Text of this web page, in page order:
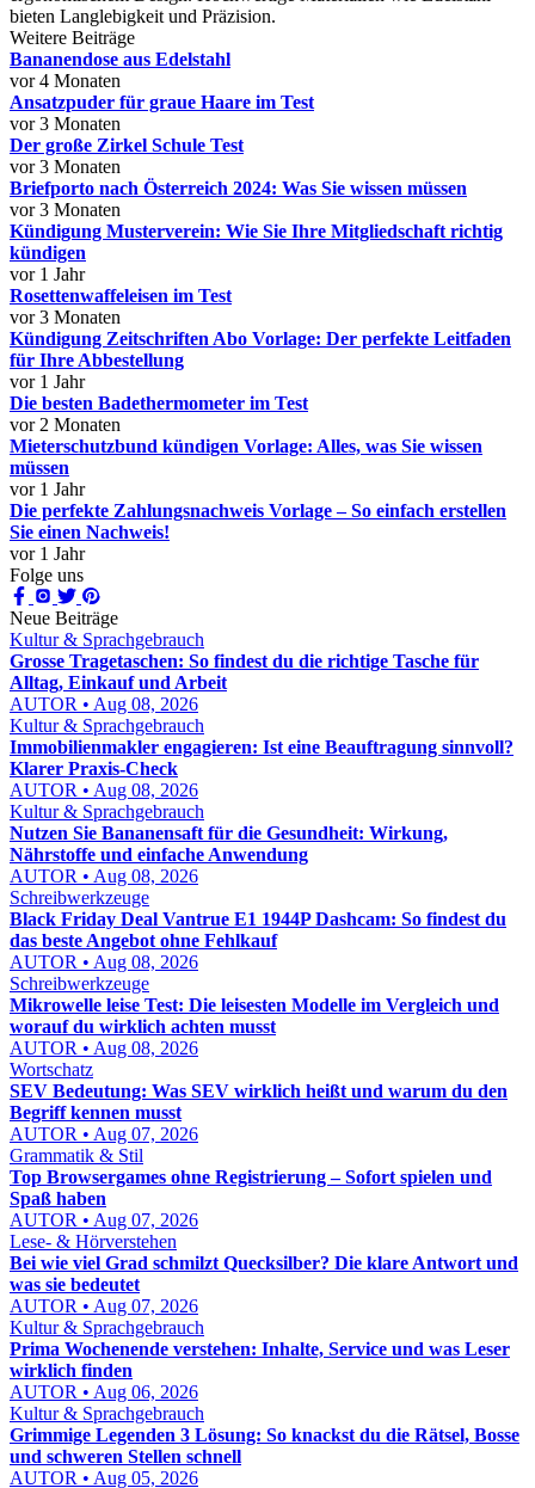
bieten Langlebigkeit und Präzision.
Weitere Beiträge
Bananendose aus Edelstahl
vor 4 Monaten
Ansatzpuder für graue Haare im Test
vor 3 Monaten
Der große Zirkel Schule Test
vor 3 Monaten
Briefporto nach Österreich 2024: Was Sie wissen müssen
vor 3 Monaten
Kündigung Musterverein: Wie Sie Ihre Mitgliedschaft richtig
kündigen
vor 1 Jahr
Rosettenwaffeleisen im Test
vor 3 Monaten
Kündigung Zeitschriften Abo Vorlage: Der perfekte Leitfaden
für Ihre Abbestellung
vor 1 Jahr
Die besten Badethermometer im Test
vor 2 Monaten
Mieterschutzbund kündigen Vorlage: Alles, was Sie wissen
müssen
vor 1 Jahr
Die perfekte Zahlungsnachweis Vorlage – So einfach erstellen
Sie einen Nachweis!
vor 1 Jahr
Folge uns
Neue Beiträge
Kultur & Sprachgebrauch
Grosse Tragetaschen: So findest du die richtige Tasche für
Alltag, Einkauf und Arbeit
AUTOR • Aug 08, 2026
Kultur & Sprachgebrauch
Immobilienmakler engagieren: Ist eine Beauftragung sinnvoll?
Klarer Praxis-Check
AUTOR • Aug 08, 2026
Kultur & Sprachgebrauch
Nutzen Sie Bananensaft für die Gesundheit: Wirkung,
Nährstoffe und einfache Anwendung
AUTOR • Aug 08, 2026
Schreibwerkzeuge
Black Friday Deal Vantrue E1 1944P Dashcam: So findest du
das beste Angebot ohne Fehlkauf
AUTOR • Aug 08, 2026
Schreibwerkzeuge
Mikrowelle leise Test: Die leisesten Modelle im Vergleich und
worauf du wirklich achten musst
AUTOR • Aug 08, 2026
Wortschatz
SEV Bedeutung: Was SEV wirklich heißt und warum du den
Begriff kennen musst
AUTOR • Aug 07, 2026
Grammatik & Stil
Top Browsergames ohne Registrierung – Sofort spielen und
Spaß haben
AUTOR • Aug 07, 2026
Lese- & Hörverstehen
Bei wie viel Grad schmilzt Quecksilber? Die klare Antwort und
was sie bedeutet
AUTOR • Aug 07, 2026
Kultur & Sprachgebrauch
Prima Wochenende verstehen: Inhalte, Service und was Leser
wirklich finden
AUTOR • Aug 06, 2026
Kultur & Sprachgebrauch
Grimmige Legenden 3 Lösung: So knackst du die Rätsel, Bosse
und schweren Stellen schnell
AUTOR • Aug 05, 2026